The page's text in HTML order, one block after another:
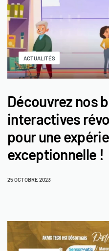
ACTUALITÉS
Découvrez nos
interactives
pour une
exceptionnelle !
25 OCTOBRE 2023